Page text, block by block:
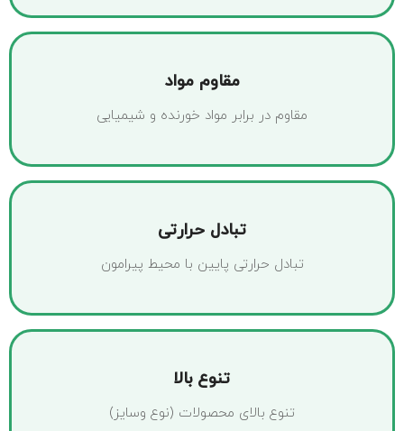
مقاوم مواد
مقاوم در برابر مواد خورنده و شیمیایی
تبادل حرارتی
تبادل حرارتی پایین با محیط پیرامون
تنوع بالا
تنوع بالای محصولات (نوع وسایز)